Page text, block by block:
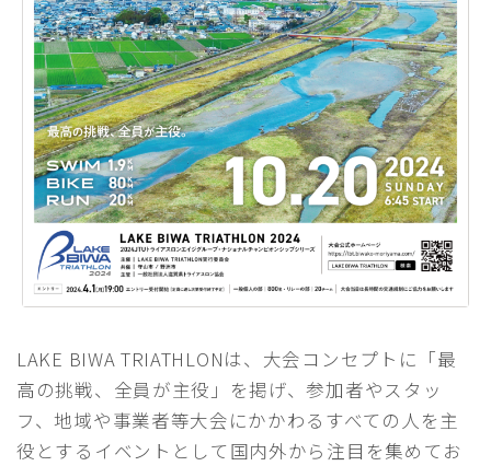
LAKE BIWA TRIATHLONは、大会コンセプトに「最
高の挑戦、全員が主役」を掲げ、参加者やスタッ
フ、地域や事業者等大会にかかわるすべての人を主
役とするイベントとして国内外から注目を集めてお